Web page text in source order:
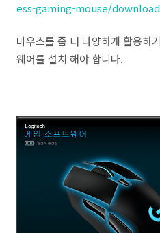
ess-gaming-mouse/
마우스를 좀 더 다양하게 활용하
웨어를 설치 해야 합니다.